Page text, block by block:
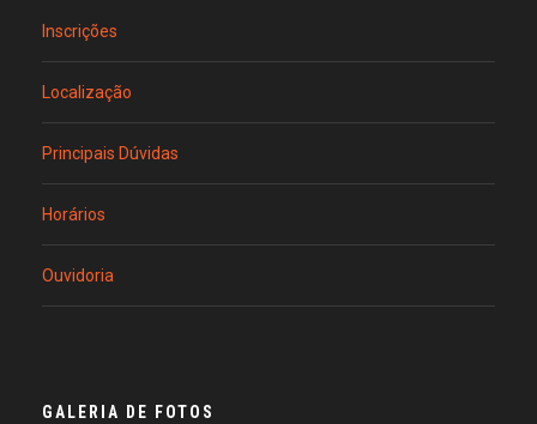
Inscrições
Localização
Principais Dúvidas
Horários
Ouvidoria
GALERIA DE FOTOS